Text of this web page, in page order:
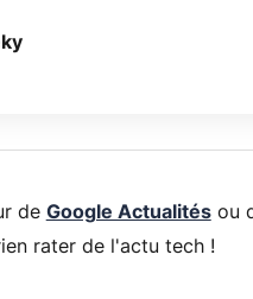
de Google Actualitésou
rater de l'actu tech !